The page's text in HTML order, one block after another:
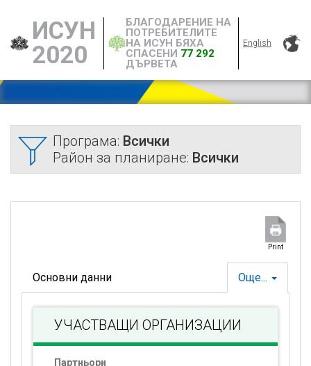
ИСУН
2020
БЛАГОДАРЕНИЕ НА
ПОТРЕБИТЕЛИТЕ
НА ИСУН БЯХА
СПАСЕНИ 77 292
ДЪРВЕТА
English
Програма: Всички
Район за планиране: Всички
Print
Още...
Основни данни
УЧАСТВАЩИ ОРГАНИЗАЦИИ
Партньори